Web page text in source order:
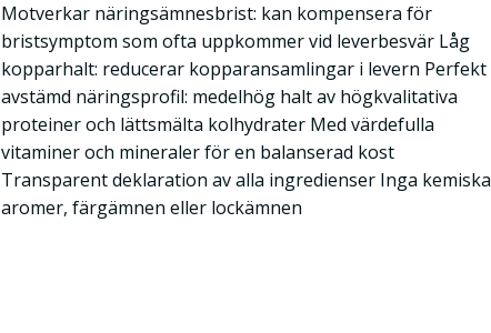
Motverkar näringsämnesbrist: kan kompensera för
bristsymptom som ofta uppkommer vid leverbesvär Låg
kopparhalt: reducerar kopparansamlingar i levern Perfekt
avstämd näringsprofil: medelhög halt av högkvalitativa
proteiner och lättsmälta kolhydrater Med värdefulla
vitaminer och mineraler för en balanserad kost
Transparent deklaration av alla ingredienser Inga kemiska
aromer, färgämnen eller lockämnen